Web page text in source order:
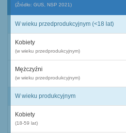
(Źródło: GUS, NSP 2021)
W wieku przedprodukcyjnym (<18 lat)
Kobiety
(w wieku przedprodukcyjnym)
Mężczyźni
(w wieku przedprodukcyjnym)
W wieku produkcyjnym
Kobiety
(18-59 lat)